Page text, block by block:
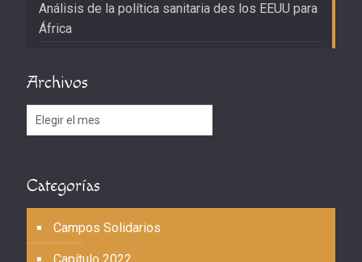
Análisis de la política sanitaria des los EEUU para
África
Archivos
Archivos
Categorías
Campos Solidarios